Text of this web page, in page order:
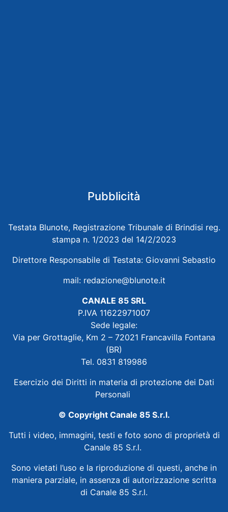
Pubblicità
Testata Blunote, Registrazione Tribunale di Brindisi reg.
stampa n. 1/2023 del 14/2/2023
Direttore Responsabile di Testata: Giovanni Sebastio
mail: redazione@blunote.it
CANALE 85 SRL
P.IVA 11622971007
Sede legale:
Via per Grottaglie, Km 2 – 72021 Francavilla Fontana
(BR)
Tel. 0831 819986
Esercizio dei Diritti in materia di protezione dei Dati
Personali
© Copyright Canale 85 S.r.l.
Tutti i video, immagini, testi e foto sono di proprietà di
Canale 85 S.r.l.
Sono vietati l’uso e la riproduzione di questi, anche in
maniera parziale, in assenza di autorizzazione scritta
di Canale 85 S.r.l.